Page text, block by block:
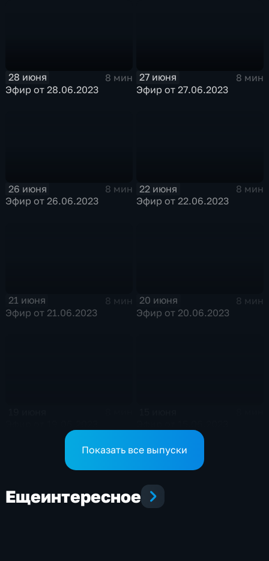
28 июня
8 мин
Эфир от 28.06.2023
27 июня
8 мин
Эфир от 27.06.2023
26 июня
8 мин
Эфир от 26.06.2023
22 июня
8 мин
Эфир от 22.06.2023
21 июня
8 мин
Эфир от 21.06.2023
20 июня
8 мин
Эфир от 20.06.2023
Показать все выпуски
Ещеинтересное